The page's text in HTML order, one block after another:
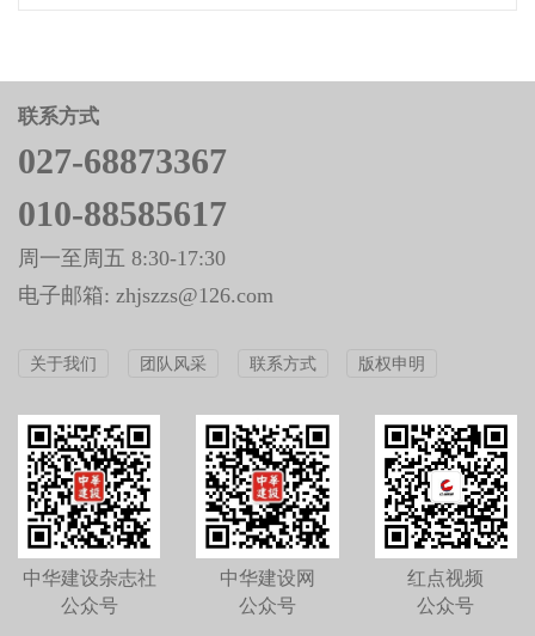
联系方式
027-68873367
010-88585617
周一至周五 8:30-17:30
电子邮箱: zhjszzs@126.com
关于我们 团队风采 联系方式 版权申明
中华建设杂志社
公众号
中华建设网
公众号
红点视频
公众号